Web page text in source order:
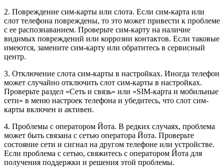
2. Повреждение сим-карты или слота. Если сим-карта или
слот телефона повреждены, то это может привести к проблеме
с ее распознаванием. Проверьте сим-карту на наличие
видимых повреждений или коррозии контактов. Если таковые
имеются, замените сим-карту или обратитесь в сервисный
центр.
3. Отключение слота сим-карты в настройках. Иногда телефон
может случайно отключить слот сим-карты в настройках.
Проверьте раздел «Сеть и связь» или «SIM-карта и мобильные
сети» в меню настроек телефона и убедитесь, что слот сим-
карты включен и активен.
4. Проблемы с оператором Йота. В редких случаях, проблема
может быть связана с сетью оператора Йота. Проверьте
состояние сети и сигнал на другом телефоне или устройстве.
Если проблема с сетью, свяжитесь с оператором Йота для
получения поддержки и решения этой проблемы.